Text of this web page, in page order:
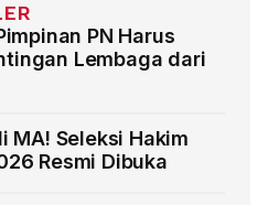
PN Harus
Lembaga dari
MA! Seleksi Hakim
Resmi Dibuka